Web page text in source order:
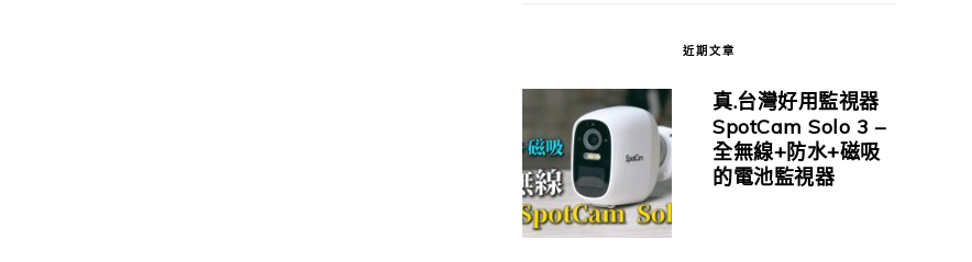
近期文章
真.台灣好用監視器
SpotCam Solo 3 –
全無線+防水+磁吸
的電池監視器